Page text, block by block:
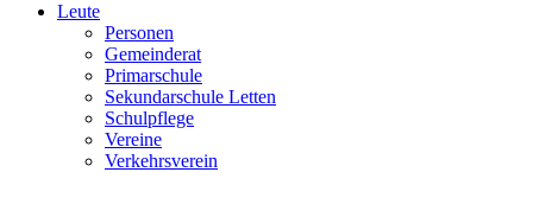
Leute
Personen
Gemeinderat
Primarschule
Sekundarschule Letten
Schulpflege
Vereine
Verkehrsverein